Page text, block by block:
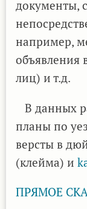
документы,
например,
объявления
лиц) и т.д.
В данных
планы по
версты в
(клейма) и
ПРЯМОЕ